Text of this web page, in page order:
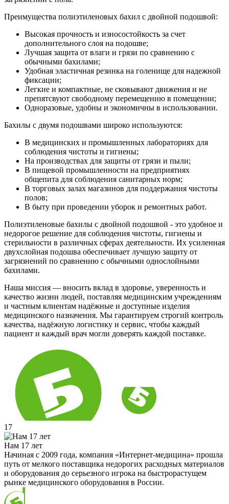
Преимущества полиэтиленовых бахил с двойной подошвой:
Высокая прочность и износостойкость за счет
дополнительного слоя на подошве;
Лучшая защита от влаги и грязи по сравнению с
обычными бахилами;
Удобная эластичная резинка на голенище для надежной
фиксации;
Легкие и компактные, не сковывают движения и не
препятсвуют свободному перемещению в помещении;
Одноразовые, удобны и экономичны в использовании.
Бахилы с двумя подошвами широко используются:
В медицинских и промышленных лабораториях для
соблюдения чистоты и гигиены;
На производствах для защиты от грязи и пыли;
В пищевой промышленности на предприятиях
общепита для соблюдения санитарных норм;
В торговых залах магазинов для поддержания чистоты
полов;
В быту при проведении уборок и ремонтных работ.
Полиэтиленовые бахилы с двойной подошвой - это удобное и
недорогое решение для соблюдения чистоты, гигиены и
стерильности в различных сферах деятельности. Их усиленная
двухслойная подошва обеспечивает лучшую защиту от
загрязнений по сравнению с обычными однослойными
бахилами.
Наша миссия — вносить вклад в здоровье, уверенность и
качество жизни людей, поставляя медицинским учреждениям
и частным клиентам надёжные и доступные изделия
медицинского назначения. Мы гарантируем строгий контроль
качества, надёжную логистику и сервис, чтобы каждый
пациент и каждый врач могли доверять каждой поставке.
17
Нам 17 лет
Начиная с 2009 года, компания «Интернет-медицина» прошла
путь от мелкого поставщика недорогих расходных материалов
и оборудования до серьезного игрока на быстрорастущем
рынке медицинского оборудования в России.